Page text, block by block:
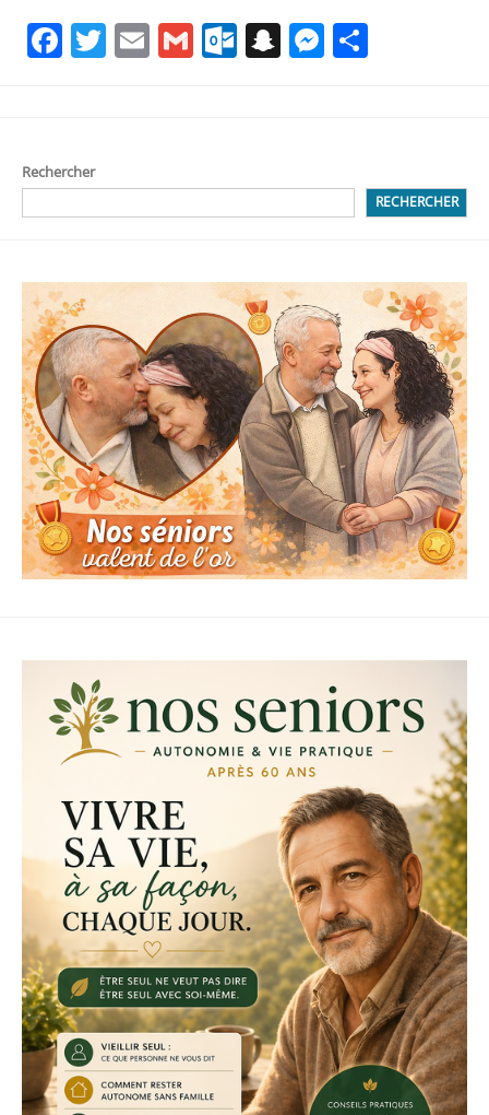
Facebook
Twitter
EmailGmailOutlook.com
Snapchat
Rechercher
RECHERCHER